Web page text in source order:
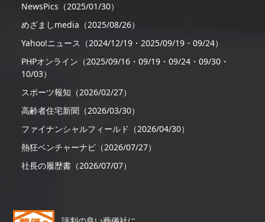
NewsPics（2025/01/30）
めざましmedia（2025/08/26）
Yahoo!ニュース（2024/12/19・2025/09/19・09/24）
PHPオンライン（2025/09/16・09/19・09/24・09/30・
10/03）
スポーツ報知（2026/02/27）
高齢者住宅新聞（2026/03/30）
ファイナンシャルフィールド（2026/04/30）
熱狂ベンチャーナビ（2026/07/27）
社長の履歴書（2026/07/07）